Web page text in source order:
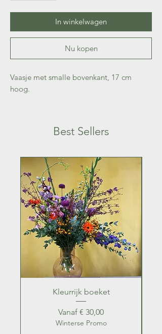
In winkelwagen
Nu kopen
Vaasje met smalle bovenkant, 17 cm
hoog.
Best Sellers
Kleurrijk boeket
Vanaf € 30,00
Verkoopprijs
Winterse Promo